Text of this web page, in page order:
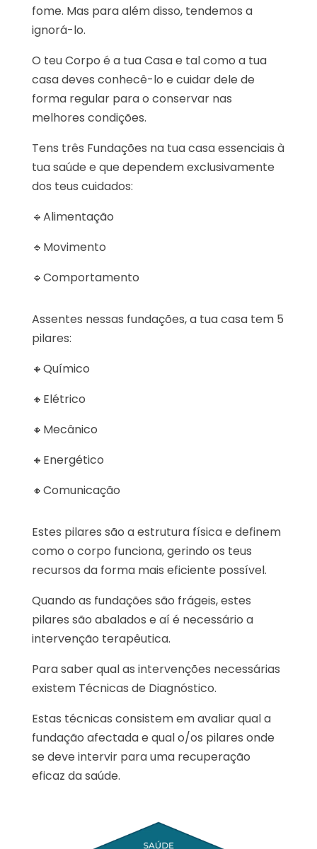
fome. Mas para além disso, tendemos a
ignorá-lo.
O teu Corpo é a tua Casa e tal como a tua
casa deves conhecê-lo e cuidar dele de
forma regular para o conservar nas
melhores condições.
Tens três Fundações na tua casa essenciais à
tua saúde e que dependem exclusivamente
dos teus cuidados:
🔹Alimentação
🔹Movimento
🔹Comportamento
Assentes nessas fundações, a tua casa tem 5
pilares:
🔸Químico
🔸Elétrico
🔸Mecânico
🔸Energético
🔸Comunicação
Estes pilares são a estrutura física e definem
como o corpo funciona, gerindo os teus
recursos da forma mais eficiente possível.
Quando as fundações são frágeis, estes
pilares são abalados e aí é necessário a
intervenção terapêutica.
Para saber qual as intervenções necessárias
existem Técnicas de Diagnóstico.
Estas técnicas consistem em avaliar qual a
fundação afectada e qual o/os pilares onde
se deve intervir para uma recuperação
eficaz da saúde.